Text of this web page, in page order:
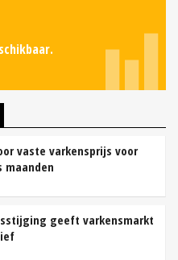
vaste varkensprijs voor
maanden
geeft varkensmarkt